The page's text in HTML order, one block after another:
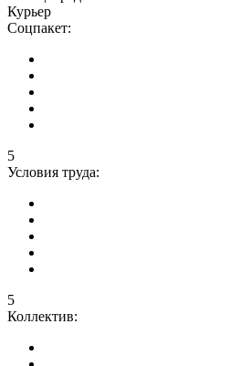
Курьер
Соцпакет:
5
Условия труда:
5
Коллектив: